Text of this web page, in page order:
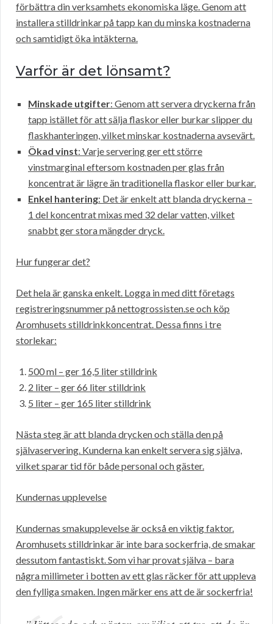
förbättra din verksamhets ekonomiska läge. Genom att
installera stilldrinkar på tapp kan du minska kostnaderna
och samtidigt öka intäkterna.
Varför är det lönsamt?
Minskade utgifter: Genom att servera dryckerna från
tapp istället för att sälja flaskor eller burkar slipper du
flaskhanteringen, vilket minskar kostnaderna avsevärt.
Ökad vinst: Varje servering ger ett större
vinstmarginal eftersom kostnaden per glas från
koncentrat är lägre än traditionella flaskor eller burkar.
Enkel hantering: Det är enkelt att blanda dryckerna –
1 del koncentrat mixas med 32 delar vatten, vilket
snabbt ger stora mängder dryck.
Hur fungerar det?
Det hela är ganska enkelt. Logga in med ditt företags
registreringsnummer på nettogrossisten.se och köp
Aromhusets stilldrinkkoncentrat. Dessa finns i tre
storlekar:
500 ml – ger 16,5 liter stilldrink
2 liter – ger 66 liter stilldrink
5 liter – ger 165 liter stilldrink
Nästa steg är att blanda drycken och ställa den på
självaservering. Kunderna kan enkelt servera sig själva,
vilket sparar tid för både personal och gäster.
Kundernas upplevelse
Kundernas smakupplevelse är också en viktig faktor.
Aromhusets stilldrinkar är inte bara sockerfria, de smakar
dessutom fantastiskt. Som vi har provat själva – bara
några millimeter i botten av ett glas räcker för att uppleva
den fylliga smaken. Ingen märker ens att de är sockerfria!